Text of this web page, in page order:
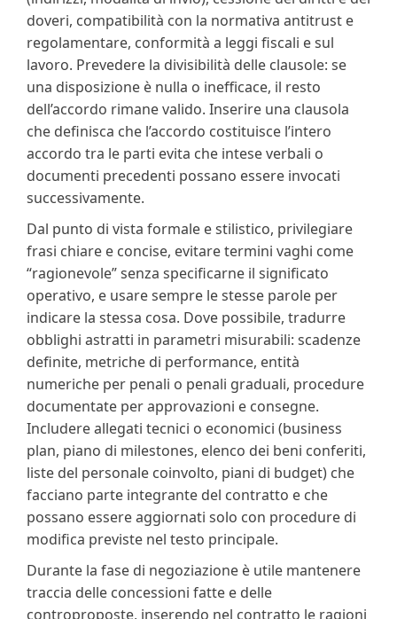
doveri, compatibilità con la normativa antitrust e
regolamentare, conformità a leggi fiscali e sul
lavoro. Prevedere la divisibilità delle clausole: se
una disposizione è nulla o inefficace, il resto
dell’accordo rimane valido. Inserire una clausola
che definisca che l’accordo costituisce l’intero
accordo tra le parti evita che intese verbali o
documenti precedenti possano essere invocati
successivamente.
Dal punto di vista formale e stilistico, privilegiare
frasi chiare e concise, evitare termini vaghi come
“ragionevole” senza specificarne il significato
operativo, e usare sempre le stesse parole per
indicare la stessa cosa. Dove possibile, tradurre
obblighi astratti in parametri misurabili: scadenze
definite, metriche di performance, entità
numeriche per penali o penali graduali, procedure
documentate per approvazioni e consegne.
Includere allegati tecnici o economici (business
plan, piano di milestones, elenco dei beni conferiti,
liste del personale coinvolto, piani di budget) che
facciano parte integrante del contratto e che
possano essere aggiornati solo con procedure di
modifica previste nel testo principale.
Durante la fase di negoziazione è utile mantenere
traccia delle concessioni fatte e delle
controproposte, inserendo nel contratto le ragioni